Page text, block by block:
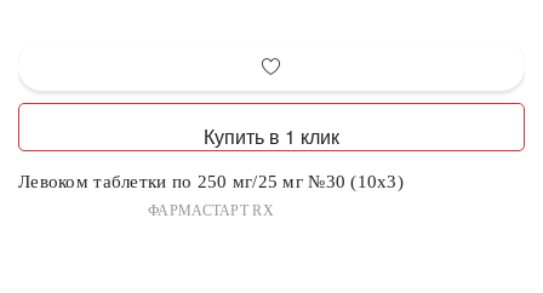
Купить в 1 клик
Левоком таблетки по 250 мг/25 мг №30 (10х3)
ФАРМАСТАРТ RX